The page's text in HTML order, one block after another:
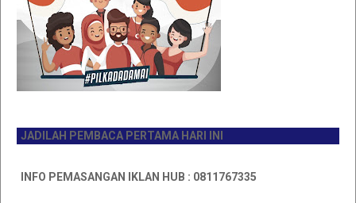
PEMBACA PERTAMA HARI INI
PEMASANGAN IKLAN HUB : 0811767335